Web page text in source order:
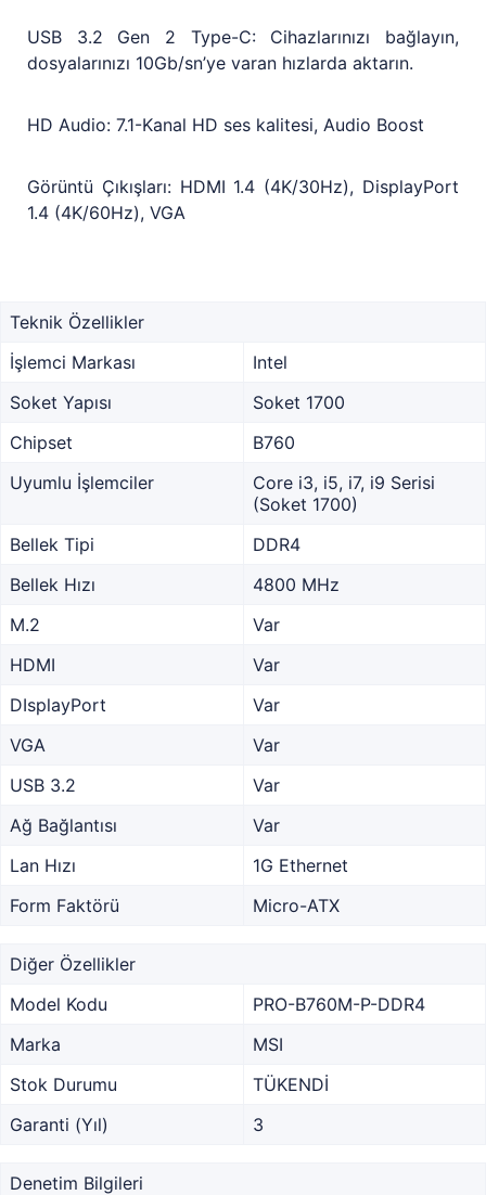
USB 3.2 Gen 2 Type-C: Cihazlarınızı bağlayın,
dosyalarınızı 10Gb/sn’ye varan hızlarda aktarın.
HD Audio: 7.1-Kanal HD ses kalitesi, Audio Boost
Görüntü Çıkışları: HDMI 1.4 (4K/30Hz), DisplayPort
1.4 (4K/60Hz), VGA
Teknik Özellikler
İşlemci Markası
Intel
Soket Yapısı
Soket 1700
Chipset
B760
Uyumlu İşlemciler
Core i3, i5, i7, i9 Serisi
(Soket 1700)
Bellek Tipi
DDR4
Bellek Hızı
4800 MHz
M.2
Var
HDMI
Var
DIsplayPort
Var
VGA
Var
USB 3.2
Var
Ağ Bağlantısı
Var
Lan Hızı
1G Ethernet
Form Faktörü
Micro-ATX
Diğer Özellikler
Model Kodu
PRO-B760M-P-DDR4
Marka
MSI
Stok Durumu
TÜKENDİ
Garanti (Yıl)
3
Denetim Bilgileri